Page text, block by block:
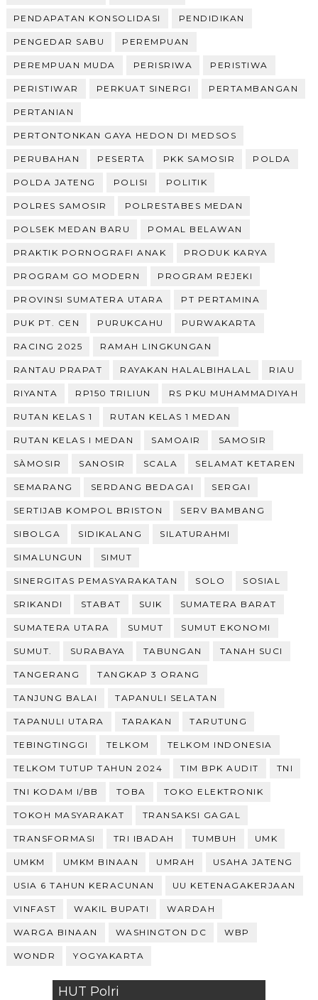
PENDAPATAN KONSOLIDASI PENDIDIKAN
PENGEDAR SABU PEREMPUAN
PEREMPUAN MUDA PERISRIWA PERISTIWA
PERISTIWAR PERKUAT SINERGI PERTAMBANGAN
PERTANIAN
PERTONTONKAN GAYA HEDON DI MEDSOS
PERUBAHAN PESERTA PKK SAMOSIR POLDA
POLDA JATENG POLISI POLITIK
POLRES SAMOSIR POLRESTABES MEDAN
POLSEK MEDAN BARU POMAL BELAWAN
PRAKTIK PORNOGRAFI ANAK PRODUK KARYA
PROGRAM GO MODERN PROGRAM REJEKI
PROVINSI SUMATERA UTARA PT PERTAMINA
PUK PT. CEN PURUKCAHU PURWAKARTA
RACING 2025 RAMAH LINGKUNGAN
RANTAU PRAPAT RAYAKAN HALALBIHALAL RIAU
RIYANTA RP150 TRILIUN RS PKU MUHAMMADIYAH
RUTAN KELAS 1 RUTAN KELAS 1 MEDAN
RUTAN KELAS I MEDAN SAMOAIR SAMOSIR
SÀMOSIR SANOSIR SCALA SELAMAT KETAREN
SEMARANG SERDANG BEDAGAI SERGAI
SERTIJAB KOMPOL BRISTON SERV BAMBANG
SIBOLGA SIDIKALANG SILATURAHMI
SIMALUNGUN SIMUT
SINERGITAS PEMASYARAKATAN SOLO SOSIAL
SRIKANDI STABAT SUIK SUMATERA BARAT
SUMATERA UTARA SUMUT SUMUT EKONOMI
SUMUT. SURABAYA TABUNGAN TANAH SUCI
TANGERANG TANGKAP 3 ORANG
TANJUNG BALAI TAPANULI SELATAN
TAPANULI UTARA TARAKAN TARUTUNG
TEBINGTINGGI TELKOM TELKOM INDONESIA
TELKOM TUTUP TAHUN 2024 TIM BPK AUDIT TNI
TNI KODAM I/BB TOBA TOKO ELEKTRONIK
TOKOH MASYARAKAT TRANSAKSI GAGAL
TRANSFORMASI TRI IBADAH TUMBUH UMK
UMKM UMKM BINAAN UMRAH USAHA JATENG
USIA 6 TAHUN KERACUNAN UU KETENAGAKERJAAN
VINFAST WAKIL BUPATI WARDAH
WARGA BINAAN WASHINGTON DC WBP
WONDR YOGYAKARTA
HUT Polri